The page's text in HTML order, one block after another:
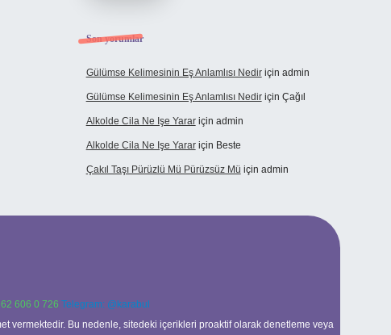
Son yorumlar
Gülümse Kelimesinin Eş Anlamlısı Nediriçin admin
Gülümse Kelimesinin Eş Anlamlısı Nediriçin Çağıl
Alkolde Cila Ne Işe Yarariçin admin
Alkolde Cila Ne Işe Yarariçin Beste
Çakıl Taşı Pürüzlü Mü Pürüzsüz Mü için admin
606 0 726 Telegram: @karabul
vermektedir. Bu nedenle, sitedeki içerikleri proaktif olarak denetleme veya